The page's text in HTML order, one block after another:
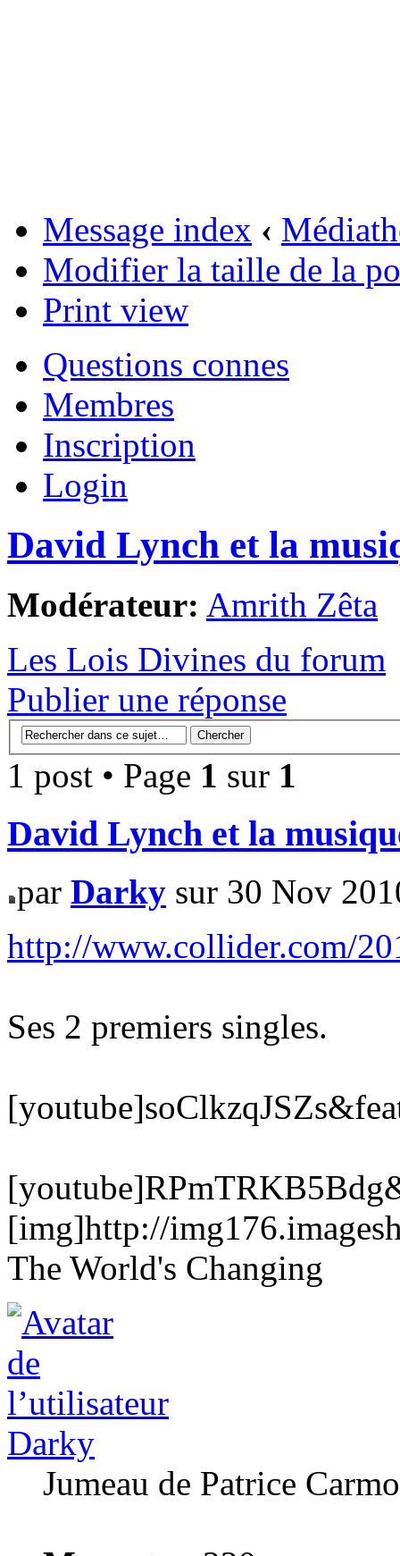
Message index ‹
Modifier la taille de la
Print view
Questions connes
Membres
Inscription
Login
David Lynch et la
Modérateur: Amrith Zêta
Les Lois Divines du forum
Publier une réponse
1 post • Page 1 sur 1
David Lynch et la
par Darky sur 30 Nov
http://www.collider.com/
Ses 2 premiers singles.
[img]http://
The World's Changing
Darky
Jumeau de Patrice